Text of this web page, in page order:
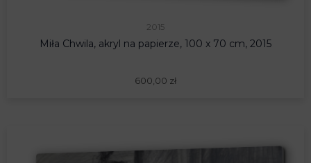
2015
Miła Chwila, akryl na papierze, 100 x 70 cm, 2015
600,00 zł